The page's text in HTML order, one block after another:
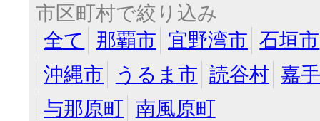
市区町村で絞り込み
全て
那覇市 宜野湾市 石垣市
沖縄市
うるま市 読谷村 嘉
与那原町 南風原町